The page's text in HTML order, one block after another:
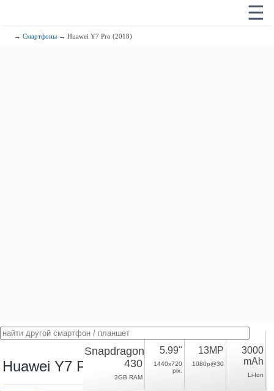
☰
→Смартфоны → Huawei Y7 Pro (2018)
Huawei Y7 Pro (2018)
Snapdragon
430
3GB RAM
5.99"
1440x720
pix.
13MP
1080p@30
3000
mAh
Li-Ion